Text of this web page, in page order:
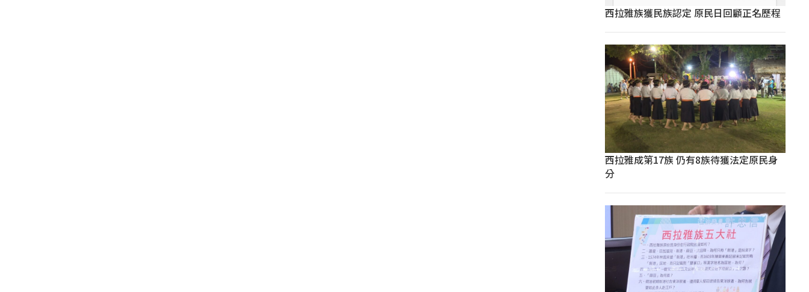
西拉雅族獲民族認定 原民日回顧正名歷程
西拉雅成第17族 仍有8族待獲法定原民身
分